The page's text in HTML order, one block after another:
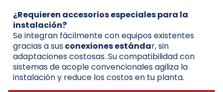
¿Requieren accesorios especiales para la
instalación?
Se integran fácilmente con equipos existentes
gracias a susconexiones estándar, sin
adaptaciones costosas. Su compatibilidad con
sistemas de acople convencionales agiliza la
instalación y reduce los costos en tu planta.